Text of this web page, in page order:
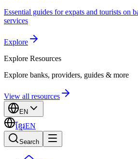
Essential guides for expats and tourists on
services
Explore
Explore Resources
Explore banks, providers, guides & more
View all resources
EN
ខ្មែរEN
Search